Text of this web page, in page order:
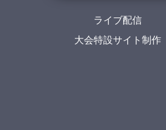
ライブ配信
大会特設サイト制作